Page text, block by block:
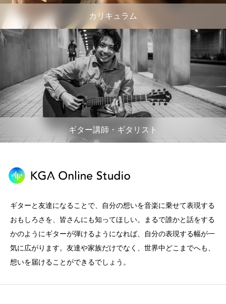
カリキュラム
ギター講師・ギタリスト
ギターと友達になることで、自分の想いを音楽に乗せて表現する
おもしろさを、皆さんにも知ってほしい。まるで誰かと話をする
かのようにギターが弾けるようになれば、自分の表現する幅が一
気に広がります。友達や家族だけでなく、世界中どこまでへも、
想いを届けることができるでしょう。